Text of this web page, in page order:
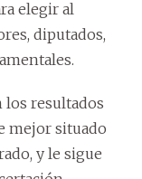
elegir al
diputados,
los resultados
mejor situado
y le sigue